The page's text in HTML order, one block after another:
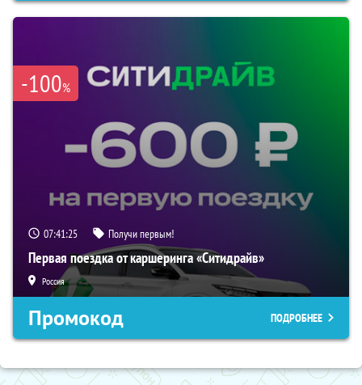
-100%
07:41:25 Получи первым!
Первая поездка от каршеринга «Ситидрайв»
Россия
Промокод ПОДРОБНЕЕ